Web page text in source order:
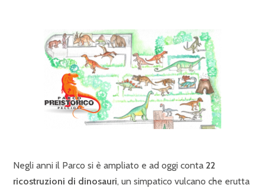
Negli anni il Parco si è ampliato e ad oggi conta 22
ricostruzioni di dinosauri, un simpatico vulcano che erutta